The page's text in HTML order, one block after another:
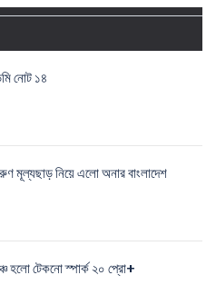
নোট ১৪
মূল্যছাড় নিয়ে এলো অনার বাংলাদেশ
হলো টেকনো স্পার্ক ২০ প্রো+